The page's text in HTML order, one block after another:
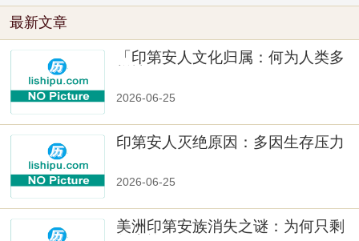
最新文章
「印第安人文化归属：何为人类多
2026-06-25
印第安人灭绝原因：多因生存压力
2026-06-25
美洲印第安族消失之谜：为何只剩